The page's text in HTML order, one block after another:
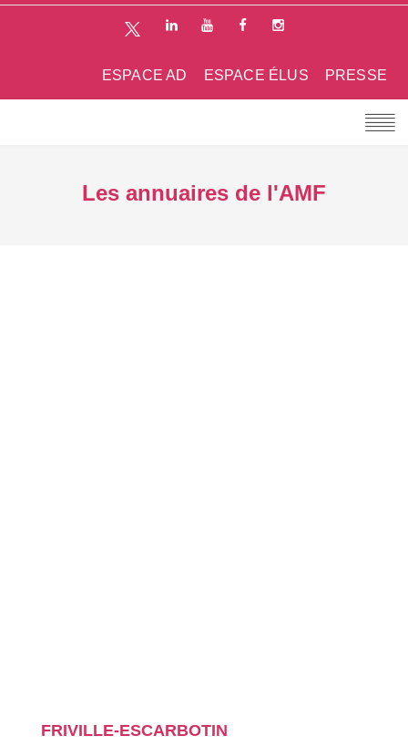
PRESSE
ESPACE ÉLUS
ESPACE AD
Les annuaires de l'AMF
FRIVILLE-ESCARBOTIN